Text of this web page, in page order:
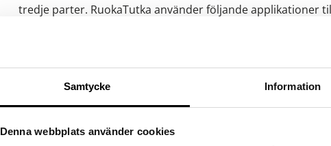
Samtycke Information
Denna webbplats använder cookies
tredje parter. RuokaTutka använder följande applikationer